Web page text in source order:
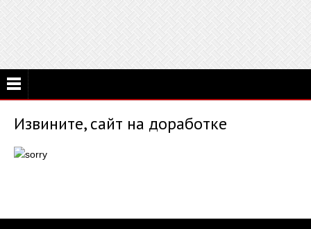
Извините, сайт на доработке